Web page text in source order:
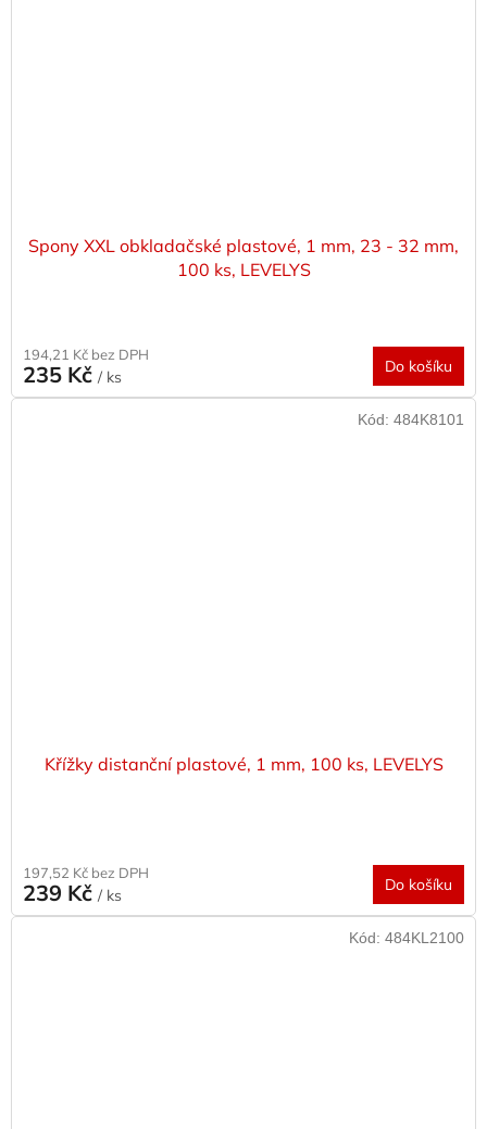
Spony XXL obkladačské plastové, 1 mm, 23 - 32 mm,
100 ks, LEVELYS
194,21 Kč bez DPH
235 Kč / ks
Do košíku
Křížky distanční plastové, 1 mm, 100 ks, LEVELYS
197,52 Kč bez DPH
239 Kč / ks
Do košíku
Kód: 484K8101
Kód: 484KL2100